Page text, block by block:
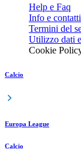
Help e Faq
Info e contatti
Termini del
Utilizzo dati
Cookie
Calcio
Europa League
Calcio